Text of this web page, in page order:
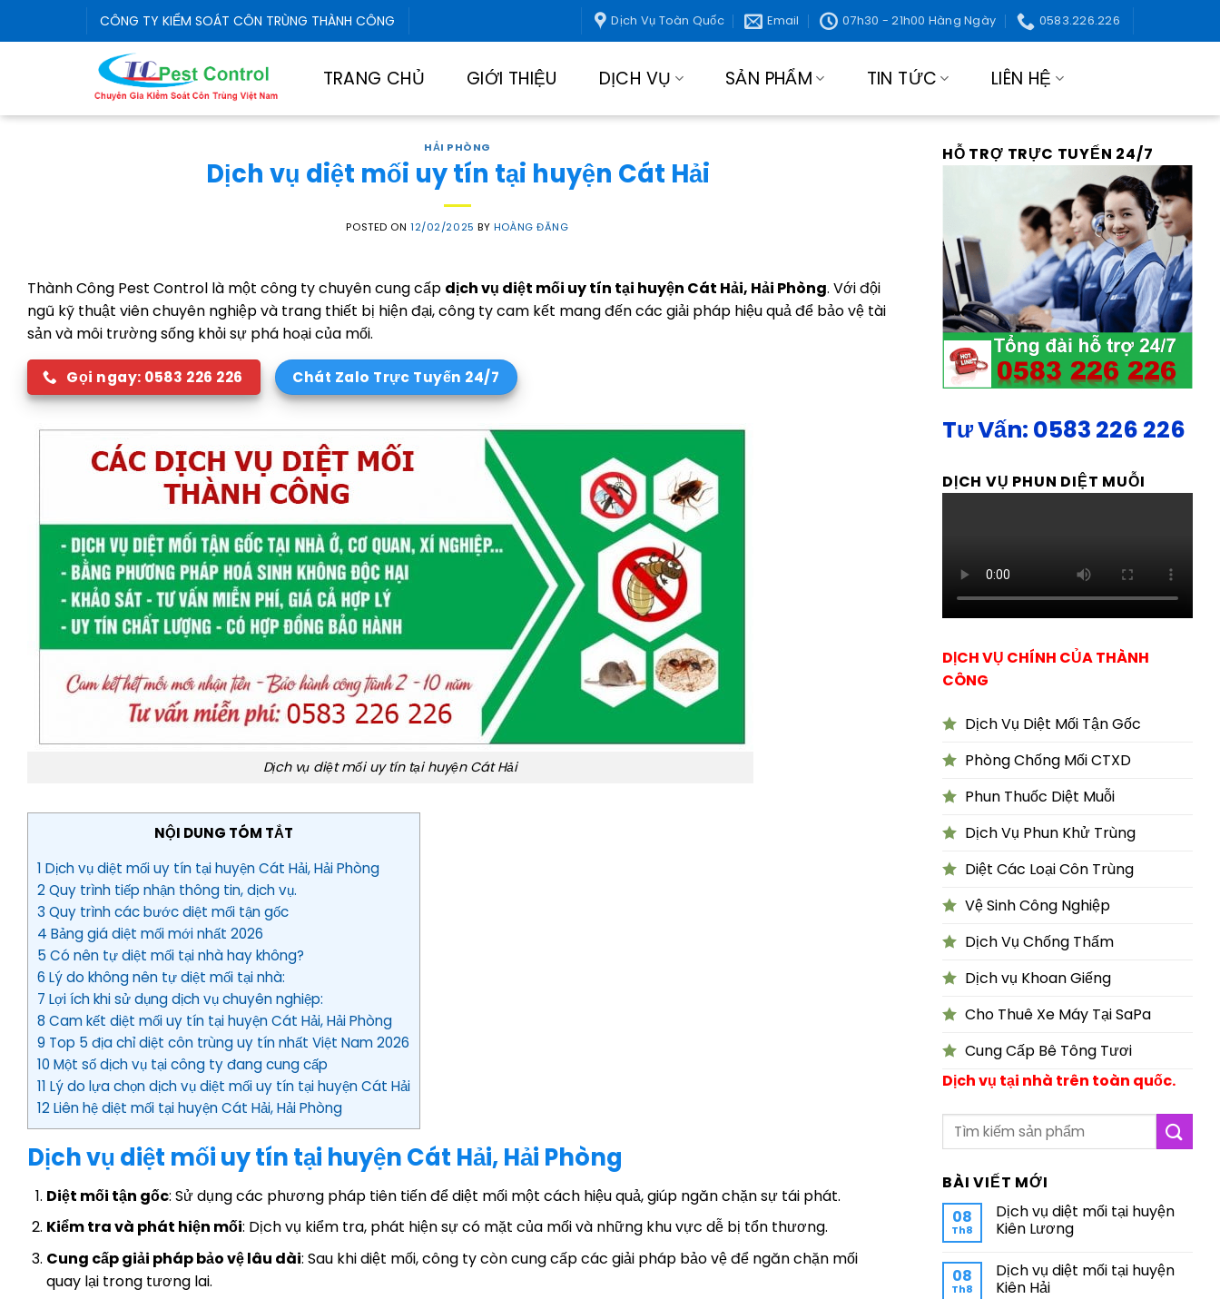
CÔNG TY KIỂM SOÁT CÔN TRÙNG THÀNH CÔNG Dịch Vụ Toàn Quốc Email 07h30 - 21h00 Hàng Ngày 0583.226.226
TRANG CHỦ GIỚI THIỆU DỊCH VỤ SẢN PHẨM TIN TỨC LIÊN HỆ
HẢI PHÒNG
Dịch vụ diệt mối uy tín tại huyện Cát Hải
POSTED ON12/02/2025 BY HOÀNG ĐĂNG
Thành Công Pest Control là một công ty chuyên cung cấp dịch vụ diệt mối uy tín tại huyện Cát Hải, Hải Phòng. Với đội
ngũ kỹ thuật viên chuyên nghiệp và trang thiết bị hiện đại, công ty cam kết mang đến các giải pháp hiệu quả để bảo vệ tài
sản và môi trường sống khỏi sự phá hoại của mối.
Gọi ngay: 0583 226 226 Chát Zalo Trực Tuyến 24/7
Dịch vụ diệt mối uy tín tại huyện Cát Hải
NỘI DUNG TÓM TẮT
1 Dịch vụ diệt mối uy tín tại huyện Cát Hải, Hải Phòng
2 Quy trình tiếp nhận thông tin, dịch vụ.
3 Quy trình các bước diệt mối tận gốc
4 Bảng giá diệt mối mới nhất 2026
5 Có nên tự diệt mối tại nhà hay không?
6 Lý do không nên tự diệt mối tại nhà:
7 Lợi ích khi sử dụng dịch vụ chuyên nghiệp:
8 Cam kết diệt mối uy tín tại huyện Cát Hải, Hải Phòng
9 Top 5 địa chỉ diệt côn trùng uy tín nhất Việt Nam 2026
10 Một số dịch vụ tại công ty đang cung cấp
11 Lý do lựa chọn dịch vụ diệt mối uy tín tại huyện Cát Hải
12 Liên hệ diệt mối tại huyện Cát Hải, Hải Phòng
Dịch vụ diệt mối uy tín tại huyện Cát Hải, Hải Phòng
Diệt mối tận gốc: Sử dụng các phương pháp tiên tiến để diệt mối một cách hiệu quả, giúp ngăn chặn sự tái phát.
Kiểm tra và phát hiện mối: Dịch vụ kiểm tra, phát hiện sự có mặt của mối và những khu vực dễ bị tổn thương.
Cung cấp giải pháp bảo vệ lâu dài: Sau khi diệt mối, công ty còn cung cấp các giải pháp bảo vệ để ngăn chặn mối
quay lại trong tương lai.
HỖ TRỢ TRỰC TUYẾN 24/7
Tư Vấn: 0583 226 226
DỊCH VỤ PHUN DIỆT MUỖI
DỊCH VỤ CHÍNH CỦA THÀNH
CÔNG
Dịch Vụ Diệt Mối Tận Gốc
Phòng Chống Mối CTXD
Phun Thuốc Diệt Muỗi
Dịch Vụ Phun Khử Trùng
Diệt Các Loại Côn Trùng
Vệ Sinh Công Nghiệp
Dịch Vụ Chống Thấm
Dịch vụ Khoan Giếng
Cho Thuê Xe Máy Tại SaPa
Cung Cấp Bê Tông Tươi
Dịch vụ tại nhà trên toàn quốc.
BÀI VIẾT MỚI
08
Th8
Dịch vụ diệt mối tại huyện
Kiên Lương
08
Th8
Dịch vụ diệt mối tại huyện
Kiên Hải